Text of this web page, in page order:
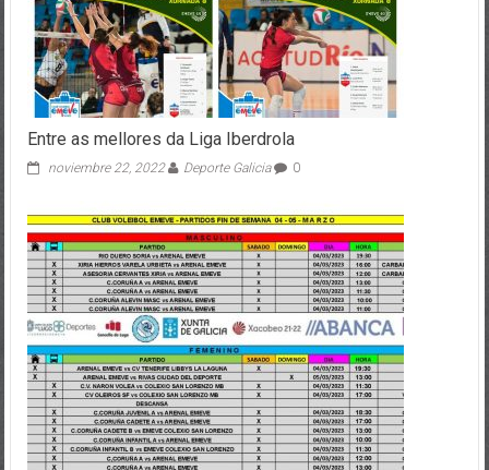
Entre as mellores da Liga Iberdrola
noviembre 22, 2022 Deporte Galicia 0